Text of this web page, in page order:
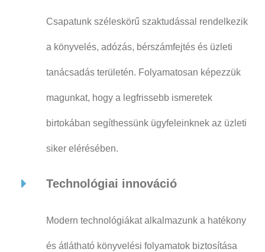
Csapatunk széleskörű szaktudással rendelkezik
a könyvelés, adózás, bérszámfejtés és üzleti
tanácsadás területén. Folyamatosan képezzük
magunkat, hogy a legfrissebb ismeretek
birtokában segíthessünk ügyfeleinknek az üzleti
siker elérésében.
Technológiai innováció
Modern technológiákat alkalmazunk a hatékony
és átlátható könyvelési folyamatok biztosítása